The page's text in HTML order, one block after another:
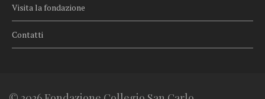
Visita la fondazione
Contatti